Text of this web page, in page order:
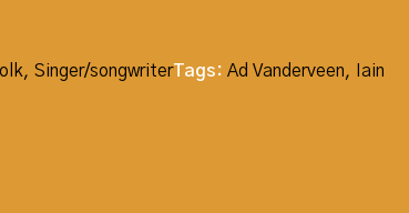
,Singer/songwriterTags: Ad Vanderveen,
Iain